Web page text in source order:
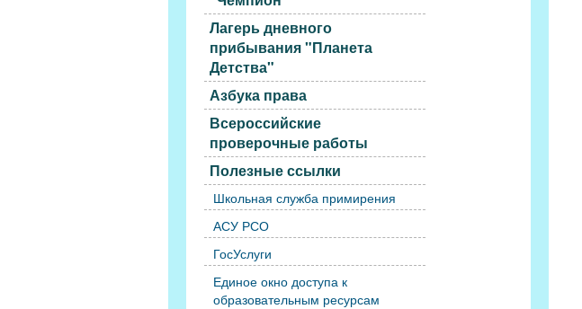
Лагерь дневного
прибывания "Планета
Детства"
Азбука права
Всероссийские
проверочные работы
Полезные ссылки
Школьная служба примирения
АСУ РСО
ГосУслуги
Единое окно доступа к
образовательным ресурсам